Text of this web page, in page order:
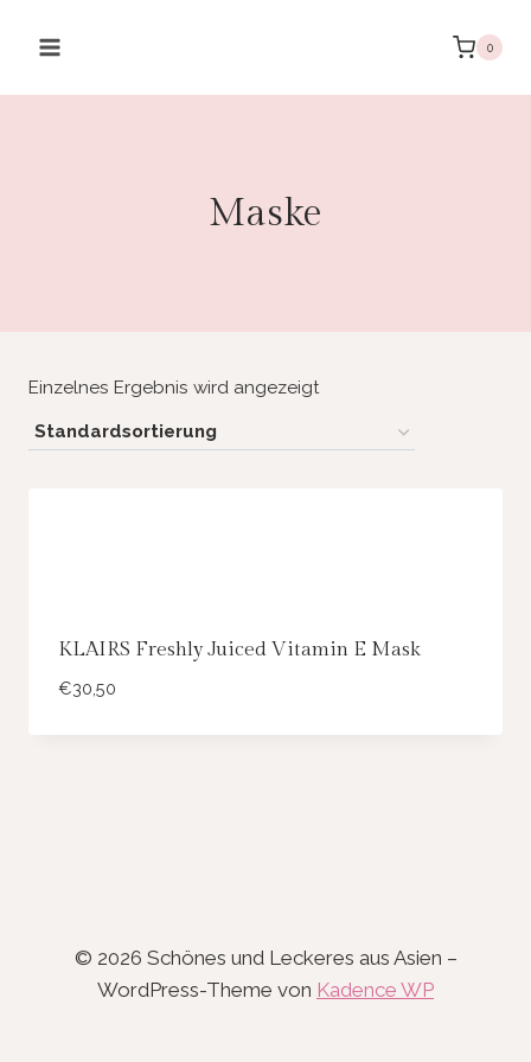
Inhalt
0
Maske
Einzelnes Ergebnis wird angezeigt
KLAIRS Freshly Juiced Vitamin E Mask
€30,50
© 2026 Schönes und Leckeres aus Asien –
WordPress-Theme von Kadence WP